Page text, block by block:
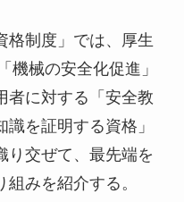
格制度」では、厚生
機械の安全化促進」
者に対する「安全教
を証明する資格」
り交ぜて、最先端を
みを紹介する。